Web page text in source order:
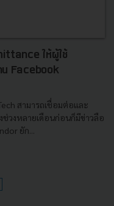
ให้ผู้ใช้
น Facebook
สามารถเชื่อมต่อและ
ช่วงหลายเดือนก่อนก็มีข่าวลือ
ยัก...